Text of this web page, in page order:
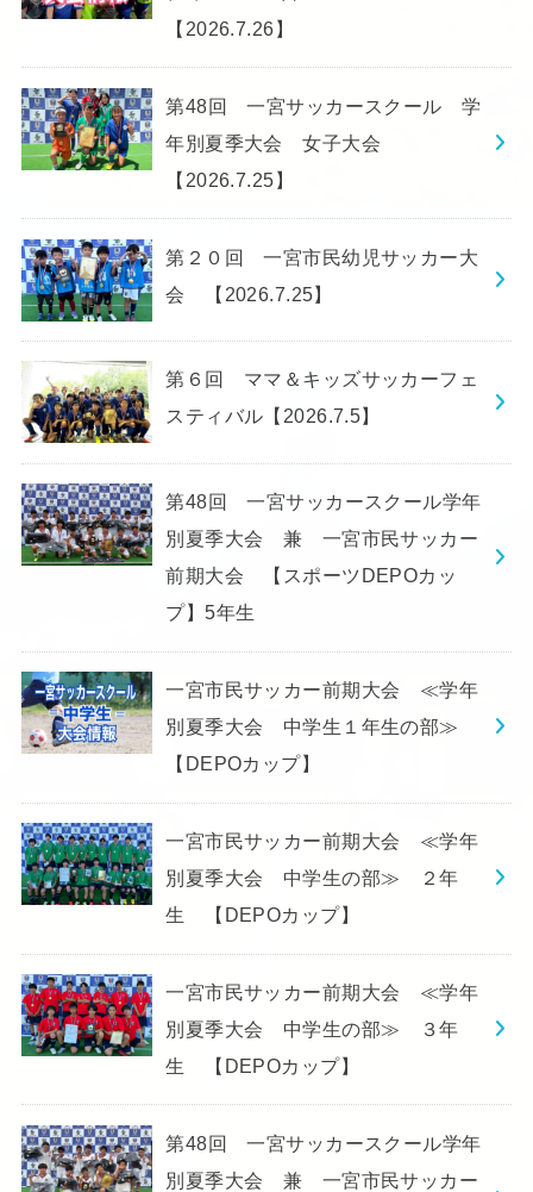
【2026.7.26】
第48回 一宮サッカースクール 学
年別夏季大会 女子大会
【2026.7.25】
第２０回 一宮市民幼児サッカー大
会 【2026.7.25】
第６回 ママ＆キッズサッカーフェ
スティバル【2026.7.5】
第48回 一宮サッカースクール学年
別夏季大会 兼 一宮市民サッカー
前期大会 【スポーツDEPOカッ
プ】5年生
一宮市民サッカー前期大会 ≪学年
別夏季大会 中学生１年生の部≫
【DEPOカップ】
一宮市民サッカー前期大会 ≪学年
別夏季大会 中学生の部≫ ２年
生 【DEPOカップ】
一宮市民サッカー前期大会 ≪学年
別夏季大会 中学生の部≫ ３年
生 【DEPOカップ】
第48回 一宮サッカースクール学年
別夏季大会 兼 一宮市民サッカー